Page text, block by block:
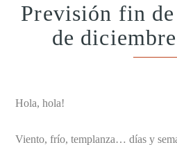
Previsión fin de
de
Hola, hola!
Viento, frío, templanza… días y